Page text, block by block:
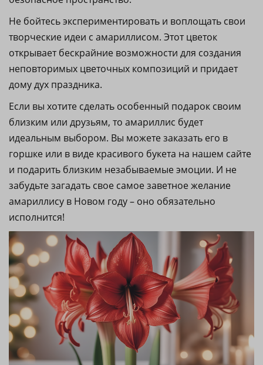
Не бойтесь экспериментировать и воплощать свои
творческие идеи с амариллисом. Этот цветок
открывает бескрайние возможности для создания
неповторимых цветочных композиций и придает
дому дух праздника.
Если вы хотите сделать особенный подарок своим
близким или друзьям, то амариллис будет
идеальным выбором. Вы можете заказать его в
горшке или в виде красивого букета на нашем сайте
и подарить близким незабываемые эмоции. И не
забудьте загадать свое самое заветное желание
амариллису в Новом году – оно обязательно
исполнится!